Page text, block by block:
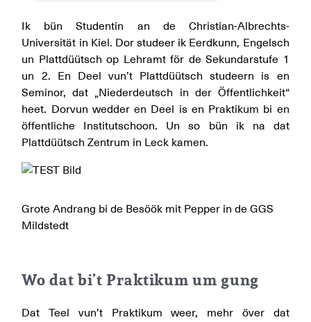
Ik bün Studentin an de Christian-Albrechts-
Universität in Kiel. Dor studeer ik Eerdkunn, Engelsch
un Plattdüütsch op Lehramt för de Sekundarstufe 1
un 2. En Deel vun’t Plattdüütsch studeern is en
Seminor, dat „Niederdeutsch in der Öffentlichkeit“
heet. Dorvun wedder en Deel is en Praktikum bi en
öffentliche Institutschoon. Un so bün ik na dat
Plattdüütsch Zentrum in Leck kamen.
Grote Andrang bi de Besöök mit Pepper in de GGS
Mildstedt
Wo dat bi’t Praktikum um gung
Dat Teel vun’t Praktikum weer, mehr över dat